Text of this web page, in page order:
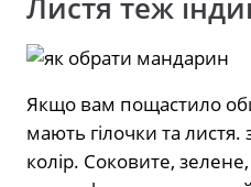
Листя теж
Якщо вам пощастило
мають гілочки та листя.
колір. Соковите,